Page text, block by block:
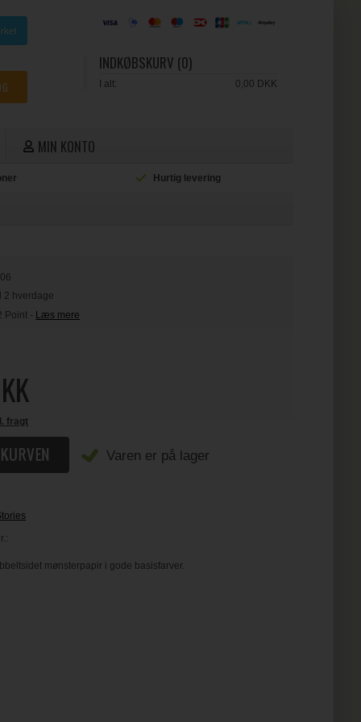
INDKØBSKURV (0)
I alt: 0,00 DKK
MIN KONTO
Hurtig levering
2 hverdage
Point - Læs mere
fragt
Varen er på lager
mønsterpapir i gode basisfarver.